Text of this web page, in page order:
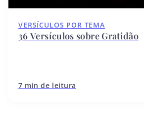
VERSÍCULOS POR TEMA
36 Versículos sobre Gratidão
7 min de leitura